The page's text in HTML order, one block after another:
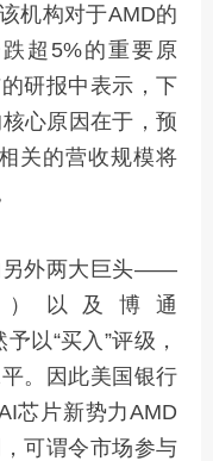
机构对于AMD的
超5%的重要原
研报中表示，下
心原因在于，预
关的营收规模将
另外两大巨头——
）以及博通
以“买入”评级，
。因此美国银行
芯片新势力AMD
可谓令市场参与